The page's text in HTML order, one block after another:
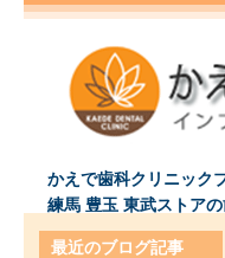
かえで歯科クリニック
練馬 豊玉 東武ストア
最近のブログ記事